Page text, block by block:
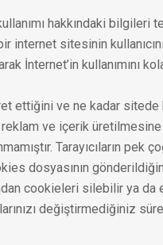
hakkındaki
sitesinin
İnternet’in kullanımını
ve ne kadar sitede
ve içerik üretilmesine
Tarayıcıların pek
dosyasının
cookieleri silebilir ya
değiştirmediğiniz